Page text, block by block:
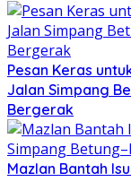
Pesan Keras
Jalan Simpang
Bergerak
Mazlan Bantah